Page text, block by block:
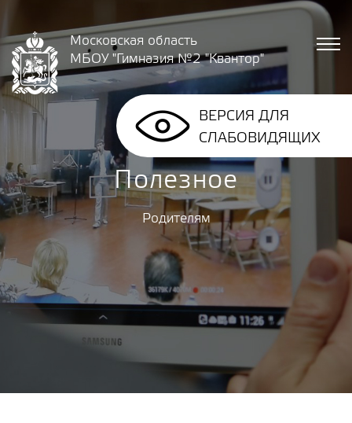
Московская область
МБОУ "Гимназия №2 "Квантор"
ВЕРСИЯ ДЛЯ
СЛАБОВИДЯЩИХ
Полезное
Родителям